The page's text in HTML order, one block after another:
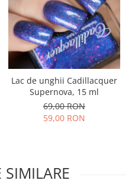
Lac de unghii Cadillacquer
Supernova, 15 ml
69,00 RON
59,00 RON
SIMILARE